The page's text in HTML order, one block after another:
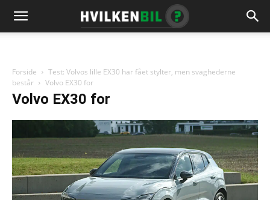
Forside
Test: Volvos lille EX30 har fået stylter, men svaghederne
består
Volvo EX30 for
Volvo EX30 for